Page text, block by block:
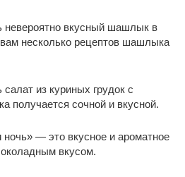
невероятно вкусный шашлык в
несколько рецептов шашлыка
салат из куриных грудок с
получается сочной и вкусной.
— это вкусное и ароматное
вкусом.